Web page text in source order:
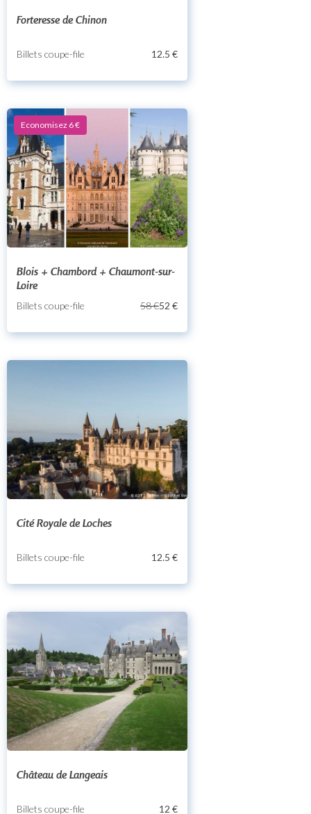
Forteresse de Chinon
Billets coupe-file 12.5 €
Economisez 6 €
Blois + Chambord + Chaumont-sur-
Loire
Billets coupe-file 58 €52 €
Cité Royale de Loches
Billets coupe-file 12.5 €
Château de Langeais
Billets coupe-file 12 €